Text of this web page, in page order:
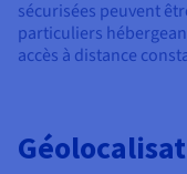
sécurisées peuvent
particuliers
accès à distance